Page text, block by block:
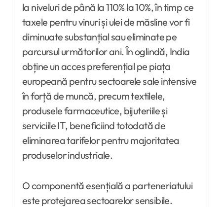
la niveluri de până la 110% la 10%, în timp ce
taxele pentru vinuri și ulei de măsline vor fi
diminuate substanțial sau eliminate pe
parcursul următorilor ani. În oglindă, India
obține un acces preferențial pe piața
europeană pentru sectoarele sale intensive
în forță de muncă, precum textilele,
produsele farmaceutice, bijuteriile și
serviciile IT, beneficiind totodată de
eliminarea tarifelor pentru majoritatea
produselor industriale.
O componentă esențială a parteneriatului
este protejarea sectoarelor sensibile.